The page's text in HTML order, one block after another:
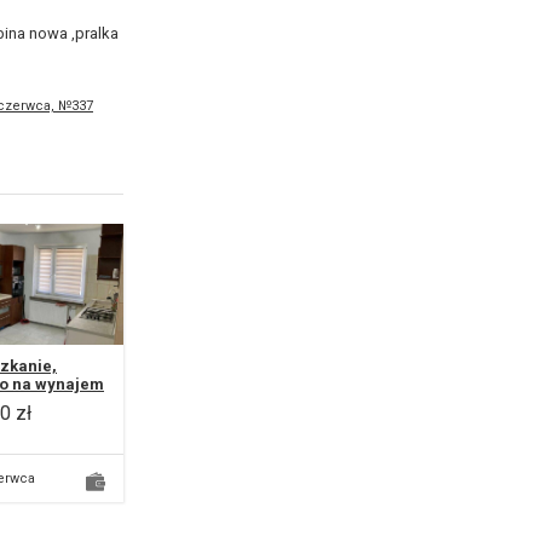
nowa ,pralka
№337
na wynajem
od zaraz -
po
domu
zł